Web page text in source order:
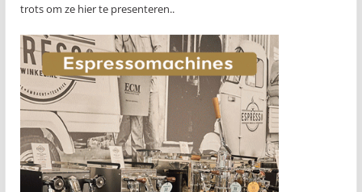
trots om ze hier te presenteren..